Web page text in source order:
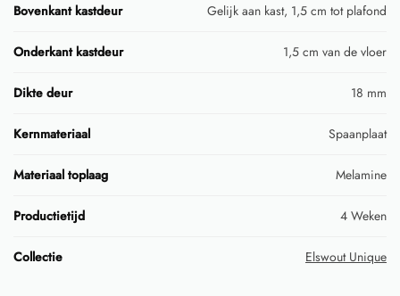
Bovenkant kastdeur Gelijk aan kast, 1,5 cm tot plafond
Onderkant kastdeur 1,5 cm van de vloer
Dikte deur 18 mm
Kernmateriaal Spaanplaat
Materiaal toplaag Melamine
Productietijd 4 Weken
Collectie Elswout Unique